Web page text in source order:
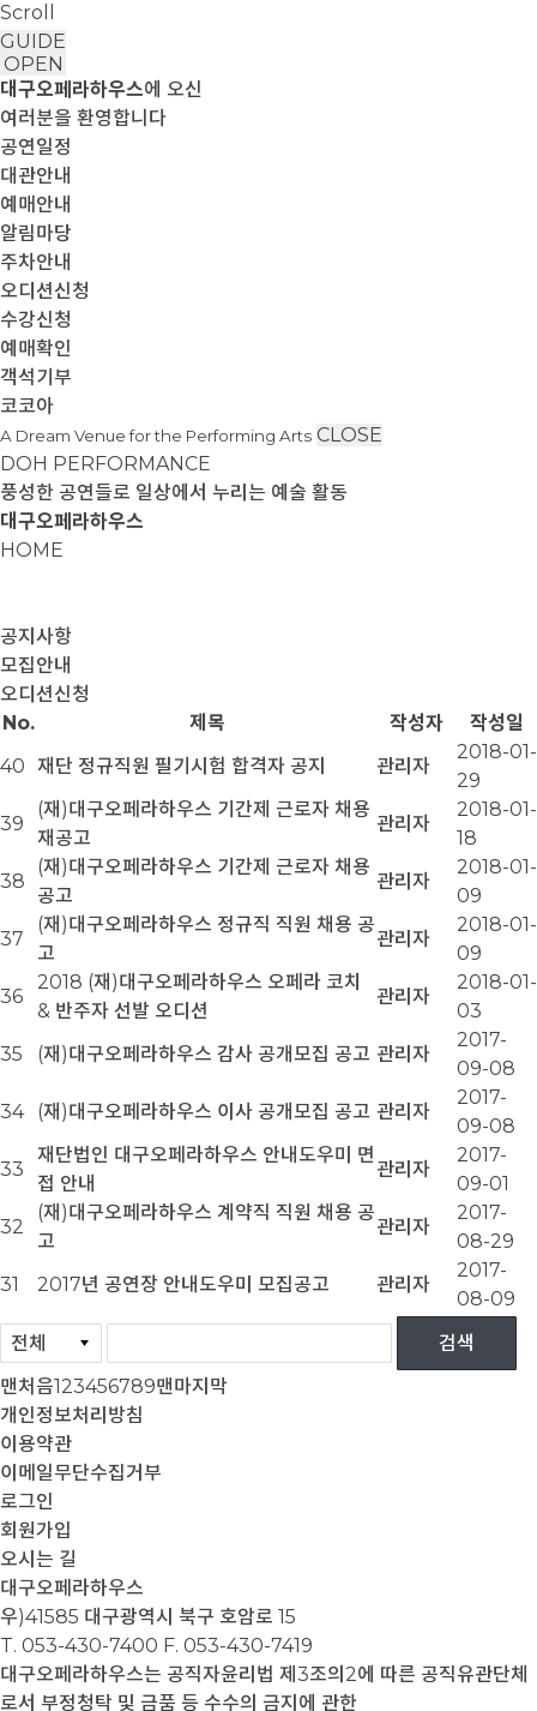
Scroll
GUIDE
OPEN
대구오페라하우스에 오신
여러분을 환영합니다
공연일정
대관안내
예매안내
알림마당
주차안내
오디션신청
수강신청
예매확인
객석기부
코코아
A Dream Venue for the Performing Arts CLOSE
DOH PERFORMANCE
풍성한 공연들로 일상에서 누리는 예술 활동
대구오페라하우스
HOME
공지사항
모집안내
오디션신청
No.
제목 작성자
작성일
40 재단 정규직원 필기시험 합격자 공지 관리자
2018-01-
29
39
(재)대구오페라하우스 기간제 근로자 채용
재공고
관리자
2018-01-
18
38
(재)대구오페라하우스 기간제 근로자 채용
공고
관리자
2018-01-
09
37
(재)대구오페라하우스 정규직 직원 채용 공
고
관리자
2018-01-
09
36
2018 (재)대구오페라하우스 오페라 코치
& 반주자 선발 오디션
관리자
2018-01-
03
35
(재)대구오페라하우스 감사 공개모집 공고 관리자
2017-
09-08
34
(재)대구오페라하우스 이사 공개모집 공고 관리자
2017-
09-08
33
재단법인 대구오페라하우스 안내도우미 면
접 안내
관리자
2017-
09-01
32
(재)대구오페라하우스 계약직 직원 채용 공
고
관리자
2017-
08-29
31
2017년 공연장 안내도우미 모집공고 관리자
2017-
08-09
맨처음123456789맨마지막
개인정보처리방침
이용약관
이메일무단수집거부
로그인
회원가입
오시는 길
대구오페라하우스
우)41585 대구광역시 북구 호암로 15
T. 053-430-7400 F. 053-430-7419
대구오페라하우스는 공직자윤리법 제3조의2에 따른 공직유관단체
로서 부정청탁 및 금품 등 수수의 금지에 관한